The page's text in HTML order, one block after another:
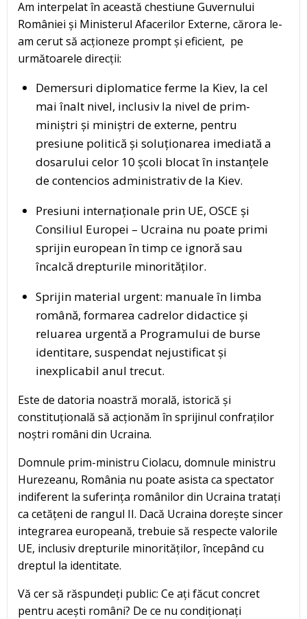
Am interpelat în această chestiune Guvernului
României și Ministerul Afacerilor Externe, cărora le-
am cerut să acționeze prompt și eficient, pe
următoarele direcții:
Demersuri diplomatice ferme la Kiev, la cel
mai înalt nivel, inclusiv la nivel de prim-
miniștri și miniștri de externe, pentru
presiune politică și soluționarea imediată a
dosarului celor 10 școli blocat în instanțele
de contencios administrativ de la Kiev.
Presiuni internaționale prin UE, OSCE și
Consiliul Europei – Ucraina nu poate primi
sprijin european în timp ce ignoră sau
încalcă drepturile minorităților.
Sprijin material urgent: manuale în limba
română, formarea cadrelor didactice și
reluarea urgentă a Programului de burse
identitare, suspendat nejustificat și
inexplicabil anul trecut.
Este de datoria noastră morală, istorică și
constituțională să acționăm în sprijinul confraților
noștri români din Ucraina.
Domnule prim-ministru Ciolacu, domnule ministru
Hurezeanu, România nu poate asista ca spectator
indiferent la suferința românilor din Ucraina tratați
ca cetățeni de rangul II. Dacă Ucraina dorește sincer
integrarea europeană, trebuie să respecte valorile
UE, inclusiv drepturile minorităților, începând cu
dreptul la identitate.
Vă cer să răspundeți public: Ce ați făcut concret
pentru acești români? De ce nu condiționați